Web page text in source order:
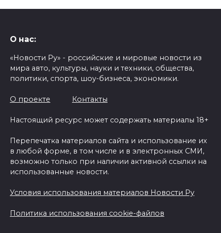
О нас:
«Новости Ру» - российские и мировые новости из
мира авто, культуры, науки и техники, общества,
политики, спорта, шоу-бизнеса, экономики.
О проекте Контакты
Настоящий ресурс может содержать материалы 18+
Перепечатка материалов сайта и использование их
в любой форме, в том числе и в электронных СМИ,
возможно только при наличии активной ссылки на
использованные новости.
Условия использования материалов Новости Ру
Политика использования cookie-файлов